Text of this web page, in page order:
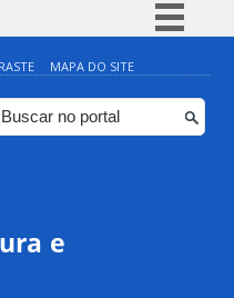
Simplifique!
Comunica BR
Participe
MAPA DO SITE
e